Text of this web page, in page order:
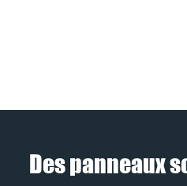
Des panneaux